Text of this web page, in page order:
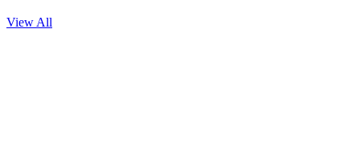
View All